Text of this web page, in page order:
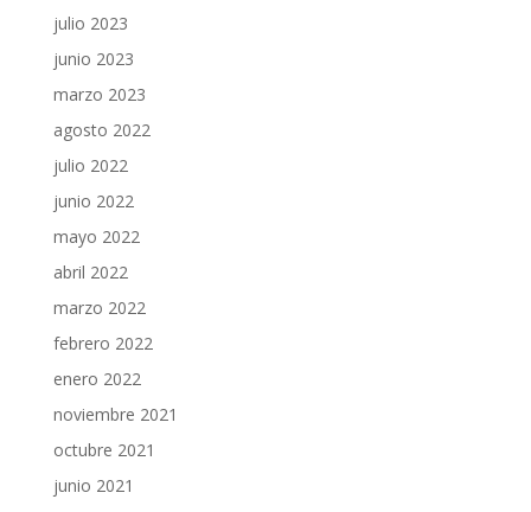
julio 2023
junio 2023
marzo 2023
agosto 2022
julio 2022
junio 2022
mayo 2022
abril 2022
marzo 2022
febrero 2022
enero 2022
noviembre 2021
octubre 2021
junio 2021